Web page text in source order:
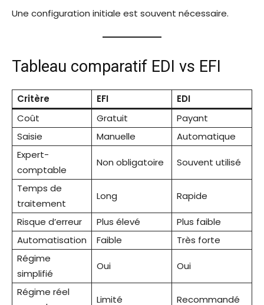
Une configuration initiale est souvent nécessaire.
Tableau comparatif EDI vs EFI
Critère EFI
EDI
Coût
Gratuit
Payant
Saisie
Manuelle
Automatique
Expert-
comptable
Non obligatoire Souvent utilisé
Temps de
traitement
Long Rapide
Risque d’erreur Plus élevé
Plus faible
Automatisation
Faible
Très forte
Régime
simplifié
Oui Oui
Régime réel
Limité Recommandé